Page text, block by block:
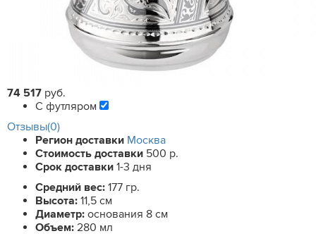
74 517 руб.
С футляром
Отзывы(0)
Регион доставки Москва
Стоимость доставки 500 р.
Срок доставки 1-3 дня
Средний вес: 177 гр.
Высота: 11,5 см
Диаметр: основания 8 см
Объем: 280 мл